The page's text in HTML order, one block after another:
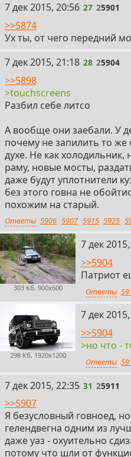
27
7 дек 2015, 20:56 27 25901
>>5874
Ух ты, от чего передний
28
7 дек 2015, 21:18 28 25904
>>5898
>touchscreens
Разбил себе литсо
А вообще они заебали. У
почему не запилить то
духе. Не как
раму, новые мосты,
даже будут уплотнители
без этого говна не
похожим на старый.
Ответы 5906 5907 5915 5925
303 Кб, 900x600
29
7 дек
>>5904
Патриот
Ответы
298 Кб, 1920x1200
30
7 дек
>>5904
>но что -
Ответы
31
7 дек 2015, 22:35 31 25911
>>5907
Я безусловный говноед,
гелендвегна одним из
даже уаз - охуительно
потому что шли от